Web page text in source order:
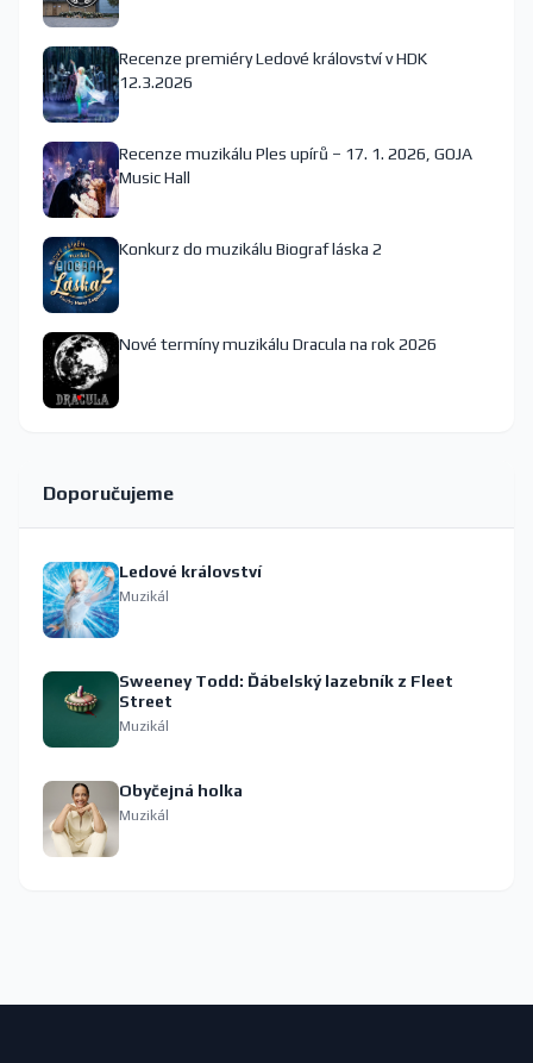
Recenze premiéry Ledové království v HDK
12.3.2026
Recenze muzikálu Ples upírů – 17. 1. 2026, GOJA
Music Hall
Konkurz do muzikálu Biograf láska 2
Nové termíny muzikálu Dracula na rok 2026
Doporučujeme
Ledové království
Muzikál
Sweeney Todd: Ďábelský lazebník z Fleet
Street
Muzikál
Obyčejná holka
Muzikál